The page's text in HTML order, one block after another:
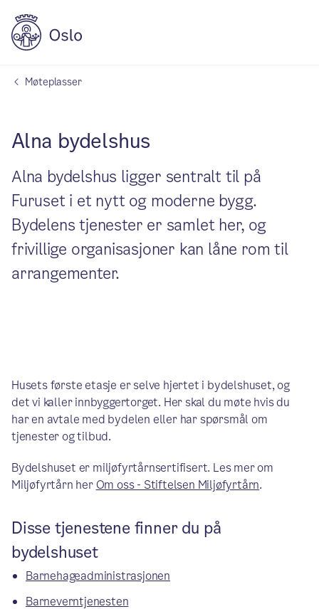
Møteplasser
Alna bydelshus
Alna bydelshus ligger sentralt til på
Furuset i et nytt og moderne bygg.
Bydelens tjenester er samlet her, og
frivillige organisasjoner kan låne rom til
arrangementer.
Husets første etasje er selve hjertet i bydelshuset, og
det vi kaller innbyggertorget. Her skal du møte hvis du
har en avtale med bydelen eller har spørsmål om
tjenester og tilbud.
Bydelshuset er miljøfyrtårnsertifisert. Les mer om
Miljøfyrtårn herOm oss - Stiftelsen Miljøfyrtårn.
Disse tjenestene finner du på
bydelshuset
Barnehageadministrasjonen
Barneverntjenesten